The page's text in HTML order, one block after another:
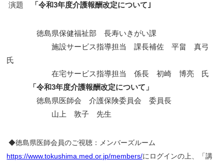
演題 「令和3年度介護報酬改定について｣
徳島県保健福祉部 長寿いきがい課
施設サービス指導担当 課長補佐 平畠 真弓
氏
在宅サービス指導担当 係長 初崎 博亮 氏
「令和3年度介護報酬改定について」
徳島県医師会 介護保険委員会 委員長
山上 敦子 先生
◆徳島県医師会員のご視聴：メンバーズルーム
https://www.tokushima.med.or.jp/members/にログインの上、「講